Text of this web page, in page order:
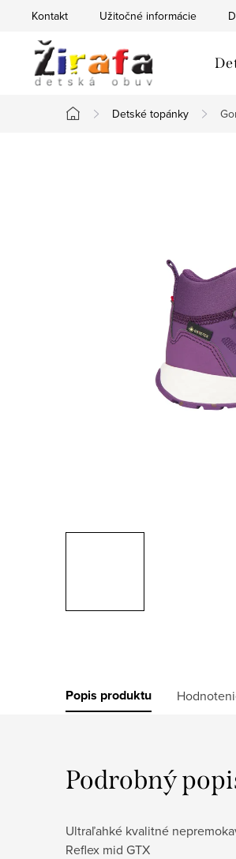
Kontakt Užitočné informácie
Domov
Detské topánky
Popis produktu
Podrobný
Ultraľahké kvalitné
Reflex mid GTX